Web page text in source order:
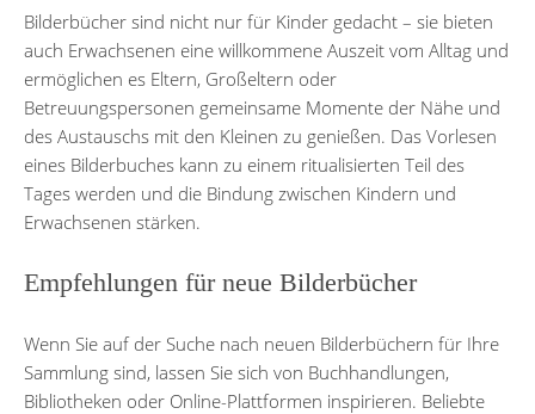
Bilderbücher sind nicht nur für Kinder gedacht – sie bieten
auch Erwachsenen eine willkommene Auszeit vom Alltag und
ermöglichen es Eltern, Großeltern oder
Betreuungspersonen gemeinsame Momente der Nähe und
des Austauschs mit den Kleinen zu genießen. Das Vorlesen
eines Bilderbuches kann zu einem ritualisierten Teil des
Tages werden und die Bindung zwischen Kindern und
Erwachsenen stärken.
Empfehlungen für neue Bilderbücher
Wenn Sie auf der Suche nach neuen Bilderbüchern für Ihre
Sammlung sind, lassen Sie sich von Buchhandlungen,
Bibliotheken oder Online-Plattformen inspirieren. Beliebte